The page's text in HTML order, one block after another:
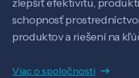
Veda a
zlepšiť efektivitu,
schopnosť
produktov a riešení na
Viac o spoločnosti